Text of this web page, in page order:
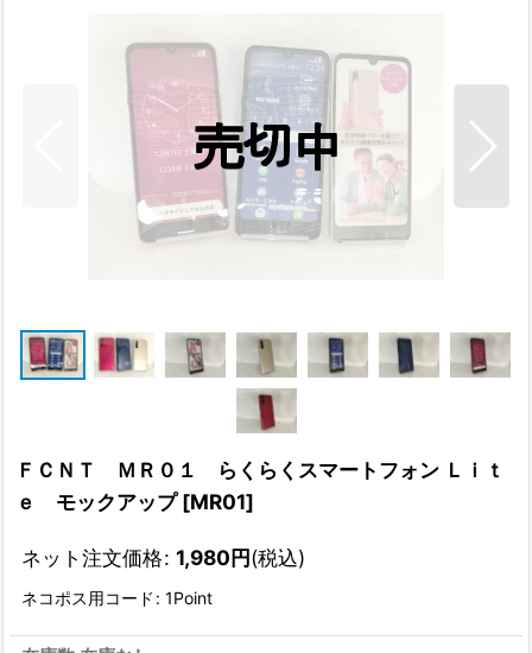
ＦＣＮＴ ＭＲ０１ らくらくスマートフォン Ｌｉｔ
ｅ モックアップ [MR01]
ネット注文価格: 1,980円(税込)
ネコポス用コード : 1Point